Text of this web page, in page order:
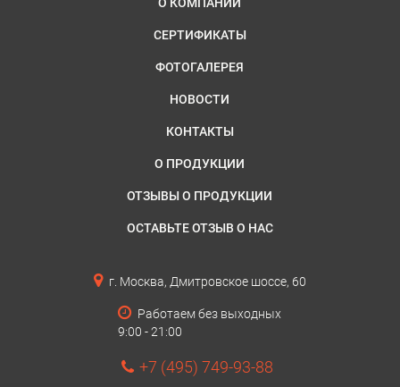
О КОМПАНИИ
СЕРТИФИКАТЫ
ФОТОГАЛЕРЕЯ
НОВОСТИ
КОНТАКТЫ
О ПРОДУКЦИИ
ОТЗЫВЫ О ПРОДУКЦИИ
ОСТАВЬТЕ ОТЗЫВ О НАС
г. Москва, Дмитровское шоссе, 60
Работаем без выходных
9:00 - 21:00
+7 (495) 749-93-88